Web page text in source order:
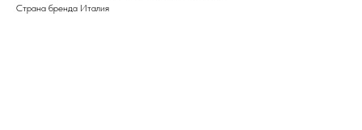
Страна бренда Италия